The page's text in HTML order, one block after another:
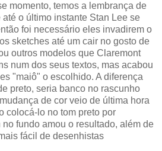
momento, temos a lembrança de
o último instante Stan Lee se
foi necessário eles invadirem o
sketches até um cair no gosto de
outros modelos que Claremont
num dos seus textos, mas acabou
"maiô" o escolhido. A diferença
preto, seria banco no rascunho
de cor veio de última hora
colocá-lo no tom preto por
fundo amou o resultado, além de
fácil de desenhistas